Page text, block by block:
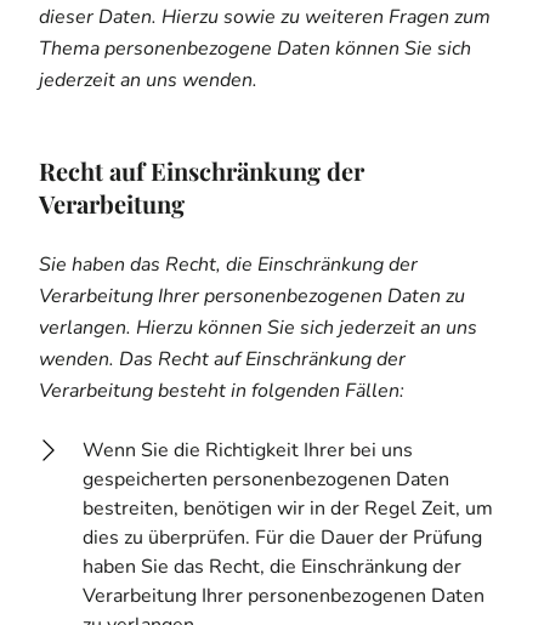
dieser Daten. Hierzu sowie zu weiteren Fragen zum
Thema personenbezogene Daten können Sie sich
jederzeit an uns wenden.
Recht auf Einschränkung der
Verarbeitung
Sie haben das Recht, die Einschränkung der
Verarbeitung Ihrer personenbezogenen Daten zu
verlangen. Hierzu können Sie sich jederzeit an uns
wenden. Das Recht auf Einschränkung der
Verarbeitung besteht in folgenden Fällen:
Wenn Sie die Richtigkeit Ihrer bei uns
gespeicherten personenbezogenen Daten
bestreiten, benötigen wir in der Regel Zeit, um
dies zu überprüfen. Für die Dauer der Prüfung
haben Sie das Recht, die Einschränkung der
Verarbeitung Ihrer personenbezogenen Daten